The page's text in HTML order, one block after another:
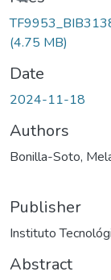
(4.75 MB)
Date
2024-11-18
Authors
Bonilla-Soto,
Publisher
Instituto
Abstract